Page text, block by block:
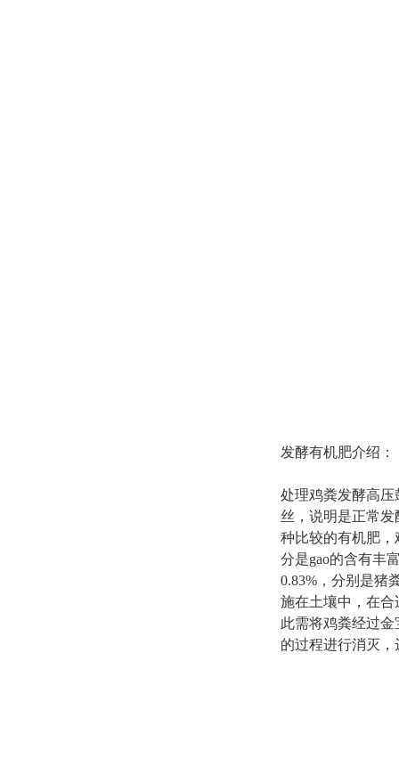
发酵有机肥介绍：
处理鸡粪发酵高
丝，说明是正常
种比较的有机肥
分是gao的含有丰
0.83%，分别是猪
施在土壤中，在
此需将鸡粪经过
的过程进行消灭